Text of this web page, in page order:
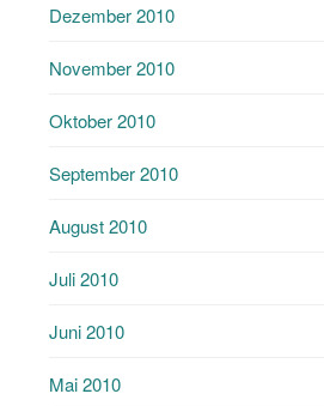
Dezember 2010
November 2010
Oktober 2010
September 2010
August 2010
Juli 2010
Juni 2010
Mai 2010